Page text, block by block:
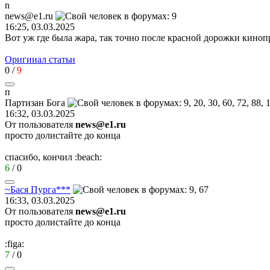
n
news@e1.ru
16:25, 03.03.2025
Вот уж где была жара, так точно после красной дорожки
Оригинал статьи
0 /9
п
Партизан Бога
16:32, 03.03.2025
От пользователя news@e1.ru
просто долистайте до конца
спасибо, кончил :beach:
6 /0
~Бася Пурга***
16:33, 03.03.2025
От пользователя news@e1.ru
просто долистайте до конца
:figa:
7 /0